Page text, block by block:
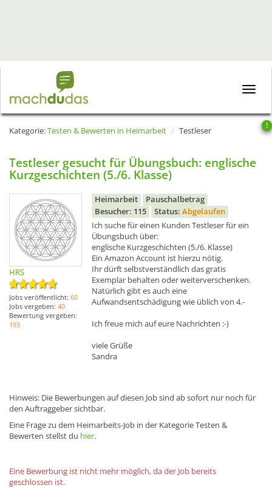
Toggle
!
Kategorie:Testen & Bewerten in Heimarbeit Testleser
Testleser gesucht für Übungsbuch: englische
Kurzgeschichten (5./6. Klasse)
HRS
Jobs veröffentlicht: 60
Jobs vergeben: 40
Bewertung vergeben:
193
Heimarbeit
Pauschalbetrag
Besucher: 115
Status: Abgelaufen
Ich suche für einen Kunden Testleser für ein
Übungsbuch über:
englische Kurzgeschichten (5./6. Klasse)
Ein Amazon Account ist hierzu nötig.
Ihr dürft selbstverständlich das gratis
Exemplar behalten oder weiterverschenken.
Natürlich gibt es auch eine
Aufwandsentschädigung wie üblich von 4.-
Ich freue mich auf eure Nachrichten :-)
viele Grüße
Sandra
Hinweis: Die Bewerbungen auf diesen Job sind ab sofort nur noch für
den Auftraggeber sichtbar.
Eine Frage zu dem Heimarbeits-Job in der Kategorie Testen &
Bewerten stellst du hier.
Eine Bewerbung ist nicht mehr möglich, da der Job bereits
geschlossen ist.